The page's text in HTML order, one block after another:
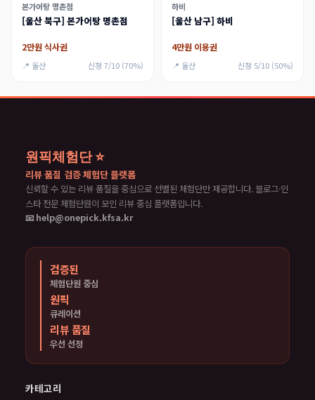
본가어탕 명촌점
[울산 북구] 본가어탕 명촌점
2만원 식사권
📍 울산 신청 7/10 (70%)
하비
[울산 남구] 하비
4만원 이용권
📍 울산 신청 5/10 (50%)
원픽체험단 ⭐
리뷰 품질 검증 체험단 플랫폼
신뢰할 수 있는 리뷰 품질을 중심으로 선별된 체험단만 제공합니다. 블로그·인
스타 전문 체험단원이 모인 리뷰 중심 플랫폼입니다.
📧 help@onepick.kfsa.kr
검증된
체험단원 중심
원픽
큐레이션
리뷰 품질
우선 선정
카테고리